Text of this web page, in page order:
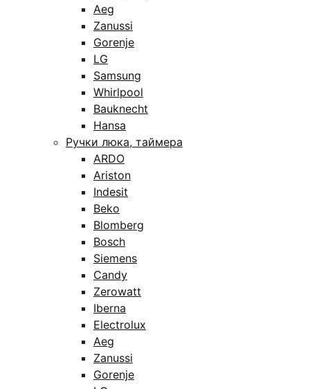
Aeg
Zanussi
Gorenje
LG
Samsung
Whirlpool
Bauknecht
Hansa
Ручки люка, таймера
ARDO
Ariston
Indesit
Beko
Blomberg
Bosch
Siemens
Candy
Zerowatt
Iberna
Electrolux
Aeg
Zanussi
Gorenje